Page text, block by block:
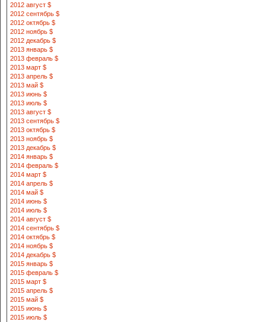
2012 август $
2012 сентябрь $
2012 октябрь $
2012 ноябрь $
2012 декабрь $
2013 январь $
2013 февраль $
2013 март $
2013 апрель $
2013 май $
2013 июнь $
2013 июль $
2013 август $
2013 сентябрь $
2013 октябрь $
2013 ноябрь $
2013 декабрь $
2014 январь $
2014 февраль $
2014 март $
2014 апрель $
2014 май $
2014 июнь $
2014 июль $
2014 август $
2014 сентябрь $
2014 октябрь $
2014 ноябрь $
2014 декабрь $
2015 январь $
2015 февраль $
2015 март $
2015 апрель $
2015 май $
2015 июнь $
2015 июль $